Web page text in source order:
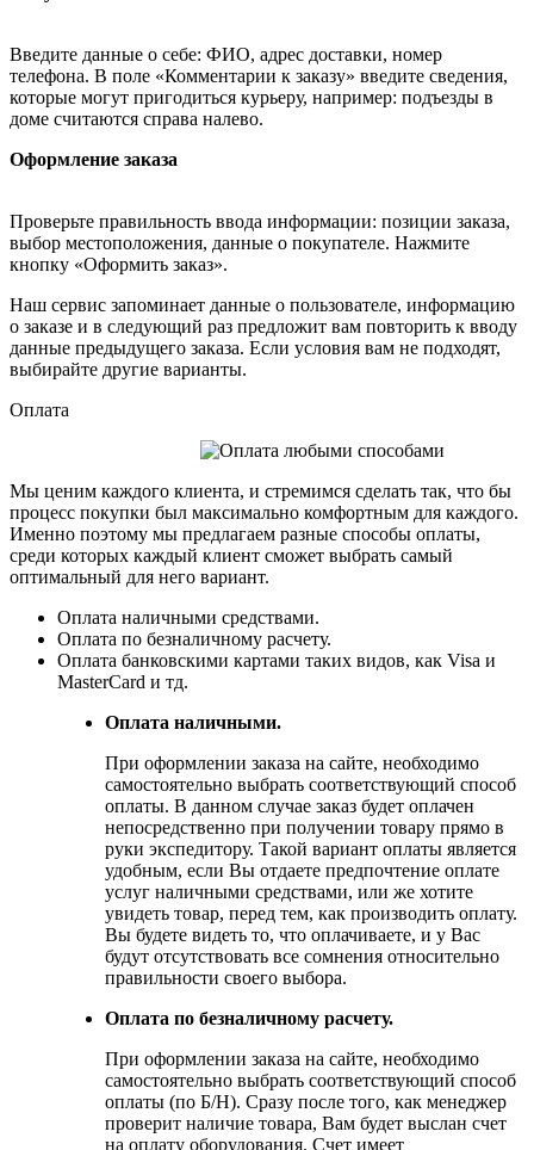
Введите данные о себе: ФИО, адрес доставки, номер
телефона. В поле «Комментарии к заказу» введите сведения,
которые могут пригодиться курьеру, например: подъезды в
доме считаются справа налево.
Оформление заказа
Проверьте правильность ввода информации: позиции заказа,
выбор местоположения, данные о покупателе. Нажмите
кнопку «Оформить заказ».
Наш сервис запоминает данные о пользователе, информацию
о заказе и в следующий раз предложит вам повторить к вводу
данные предыдущего заказа. Если условия вам не подходят,
выбирайте другие варианты.
Оплата
Мы ценим каждого клиента, и стремимся сделать так, что бы
процесс покупки был максимально комфортным для каждого.
Именно поэтому мы предлагаем разные способы оплаты,
среди которых каждый клиент сможет выбрать самый
оптимальный для него вариант.
Оплата наличными средствами.
Оплата по безналичному расчету.
Оплата банковскими картами таких видов, как Visa и
MasterCard и тд.
Оплата наличными.
При оформлении заказа на сайте, необходимо
самостоятельно выбрать соответствующий способ
оплаты. В данном случае заказ будет оплачен
непосредственно при получении товару прямо в
руки экспедитору. Такой вариант оплаты является
удобным, если Вы отдаете предпочтение оплате
услуг наличными средствами, или же хотите
увидеть товар, перед тем, как производить оплату.
Вы будете видеть то, что оплачиваете, и у Вас
будут отсутствовать все сомнения относительно
правильности своего выбора.
Оплата по безналичному расчету.
При оформлении заказа на сайте, необходимо
самостоятельно выбрать соответствующий способ
оплаты (по Б/Н). Сразу после того, как менеджер
проверит наличие товара, Вам будет выслан счет
на оплату оборудования. Счет имеет